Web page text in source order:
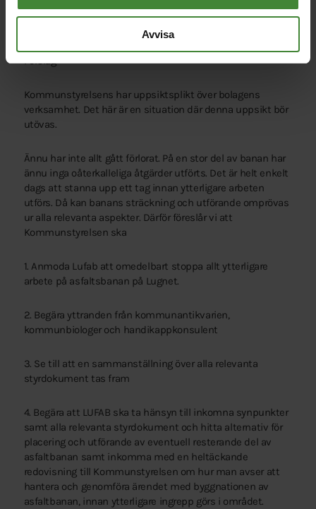
Avvisa
slags funktionshinder varav endast en liten minoritet är
Förslag:
Kommunstyrelsens har uppsiktsplikt över bolagens
verksamhet. Det här är en situation där denna uppsikt bör
utövas.
Ännu har inte allt gått förlorat. På en stor del av banan har
ännu inga oåterkalleliga åtgärder utförts. Det är helt enkelt
dags att stanna upp ett tag innan ytterligare arbeten
utförs. Då kan banans sträckning och utförande omprövas
ur alla relevanta aspekter. Därför föreslår vi att
Kommunstyrelsen ska
1. Anmoda Lufab att omedelbart stoppa allt ytterligare
arbete på asfaltsbanan på Lugnet.
2. Begära yttranden från kommunantikvarien,
kommunbiologer och handikappkonsulent
3. Se till att en sammanställning över alla relevanta
styrdokument tas fram
4. Begära att LUFAB ska ta hänsyn till inkomna synpunkter
samt alla relevanta styrdokument och hitta alternativ för
placering och utförande av eventuell resterande del av
asfaltbanan samt inkomma med en heltäckande
redovisning till Kommunstyrelsen om hur man avser att
hantera och genomföra ärendet med byggnationen av
asfaltbanan, innan ytterligare ingrepp görs i området.